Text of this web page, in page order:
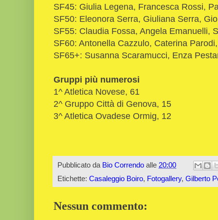
SF45: Giulia Legena, Francesca Rossi,
SF50: Eleonora Serra, Giuliana Serra,
SF55: Claudia Fossa, Angela Emanuelli,
SF60: Antonella Cazzulo, Caterina
SF65+: Susanna Scaramucci, Enza
Gruppi più numerosi
1^ Atletica Novese, 61
2^ Gruppo Città di Genova, 15
3^ Atletica Ovadese Ormig, 12
Pubblicato da Bio Correndo alle 20:00
Etichette: Casaleggio Boiro, Fotogallery, Gilberto
Nessun commento: